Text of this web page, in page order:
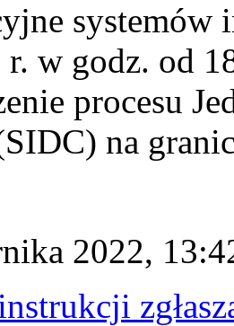
w godz. od
procesu
na
2022,